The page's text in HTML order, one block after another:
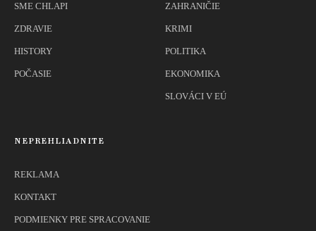
SME CHLAPI
ZDRAVIE
HISTORY
POČASIE
ZAHRANIČIE
KRIMI
POLITIKA
EKONOMIKA
SLOVÁCI V EÚ
NEPREHLIADNITE
REKLAMA
KONTAKT
PODMIENKY PRE SPRACOVANIE